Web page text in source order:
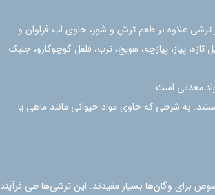
علاوه بر طعم ترش و شور، حاوی آب فراوان و
پیاز، پیازچه، هویج، ترب، فلفل گوچوگارو، جلبک
معدنی است.
به شرطی که حاوی مواد حیوانی مانند ماهی یا
برای وگان‌ها بسیار مفیدند. این ترشی‌ها طی فرآیند